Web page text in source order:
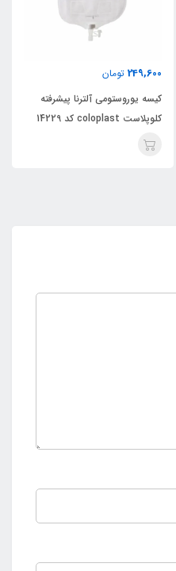
249,600 تومان
کیسه یوروستومی آلترنا پیشرفته
کلوپلاست coloplast کد 14229